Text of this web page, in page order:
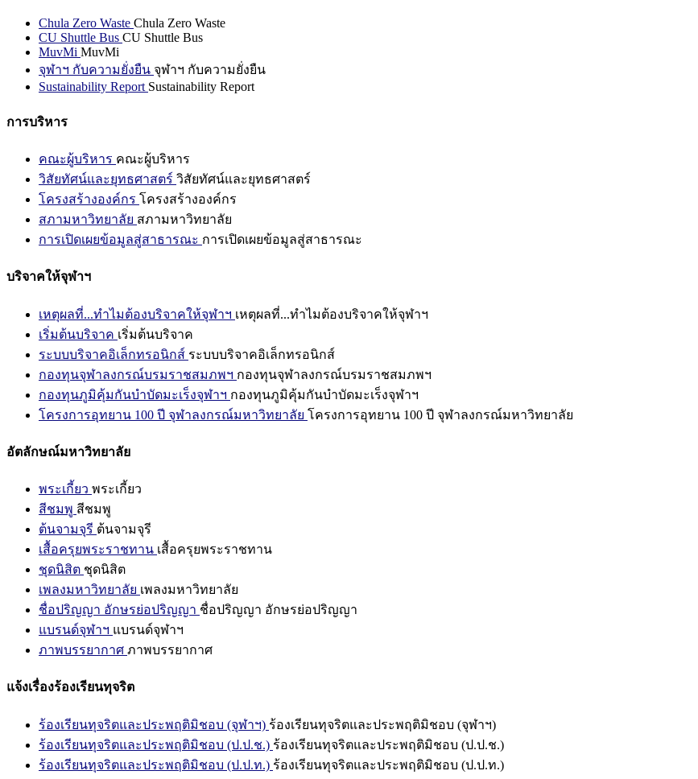
Chula Zero Waste Chula Zero Waste
CU Shuttle Bus CU Shuttle Bus
MuvMi MuvMi
จุฬาฯ กับความยั่งยืน จุฬาฯ กับความยั่งยืน
Sustainability Report Sustainability Report
การบริหาร
คณะผู้บริหาร คณะผู้บริหาร
วิสัยทัศน์และยุทธศาสตร์ วิสัยทัศน์และยุทธศาสตร์
โครงสร้างองค์กร โครงสร้างองค์กร
สภามหาวิทยาลัย สภามหาวิทยาลัย
การเปิดเผยข้อมูลสู่สาธารณะ การเปิดเผยข้อมูลสู่สาธารณะ
บริจาคให้จุฬาฯ
เหตุผลที่...ทำไมต้องบริจาคให้จุฬาฯ เหตุผลที่...ทำไมต้องบริจาคให้จุฬาฯ
เริ่มต้นบริจาค เริ่มต้นบริจาค
ระบบบริจาคอิเล็กทรอนิกส์ ระบบบริจาคอิเล็กทรอนิกส์
กองทุนจุฬาลงกรณ์บรมราชสมภพฯ กองทุนจุฬาลงกรณ์บรมราชสมภพฯ
กองทุนภูมิคุ้มกันบำบัดมะเร็งจุฬาฯ กองทุนภูมิคุ้มกันบำบัดมะเร็งจุฬาฯ
โครงการอุทยาน 100 ปี จุฬาลงกรณ์มหาวิทยาลัย โครงการอุทยาน 100 ปี จุฬาลงกรณ์มหาวิทยาลัย
อัตลักษณ์มหาวิทยาลัย
พระเกี้ยว พระเกี้ยว
สีชมพู สีชมพู
ต้นจามจุรี ต้นจามจุรี
เสื้อครุยพระราชทาน เสื้อครุยพระราชทาน
ชุดนิสิต ชุดนิสิต
เพลงมหาวิทยาลัย เพลงมหาวิทยาลัย
ชื่อปริญญา อักษรย่อปริญญา ชื่อปริญญา อักษรย่อปริญญา
แบรนด์จุฬาฯ แบรนด์จุฬาฯ
ภาพบรรยากาศ ภาพบรรยากาศ
แจ้งเรื่องร้องเรียนทุจริต
ร้องเรียนทุจริตและประพฤติมิชอบ (จุฬาฯ) ร้องเรียนทุจริตและประพฤติมิชอบ (จุฬาฯ)
ร้องเรียนทุจริตและประพฤติมิชอบ (ป.ป.ช.) ร้องเรียนทุจริตและประพฤติมิชอบ (ป.ป.ช.)
ร้องเรียนทุจริตและประพฤติมิชอบ (ป.ป.ท.) ร้องเรียนทุจริตและประพฤติมิชอบ (ป.ป.ท.)